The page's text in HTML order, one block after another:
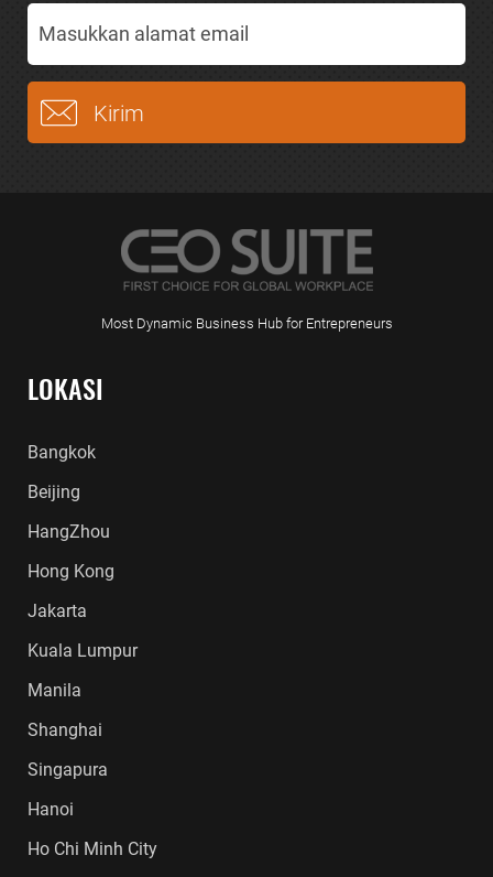
Most Dynamic Business Hub for Entrepreneurs
LOKASI
Bangkok
Beijing
HangZhou
Hong Kong
Jakarta
Kuala Lumpur
Manila
Shanghai
Singapura
Hanoi
Ho Chi Minh City